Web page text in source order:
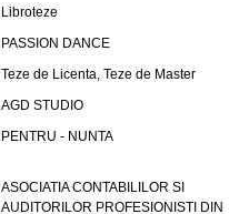
Libroteze
PASSION DANCE
Teze de Licenta, Teze de Master
AGD STUDIO
PENTRU - NUNTA
ASOCIATIA CONTABILILOR SI
AUDITORILOR PROFESIONISTI DIN